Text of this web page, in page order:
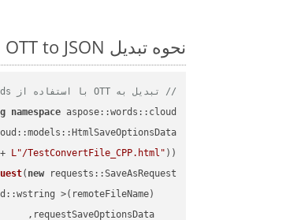
نحوه تبدیل OTT to JSON در C++: مثال کد گام به گام
// تبدیل به OTT با استفاده از Aspose.Words
namespace aspose::words::cloud;
L"/TestConvertFile_CPP.html" ));
( new